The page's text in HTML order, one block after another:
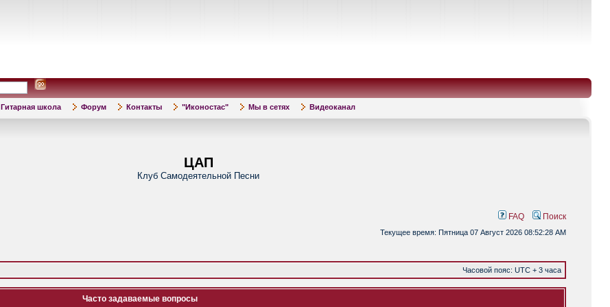
Гитарная школа Форум Контакты "Иконостас" Мы в сетях Видеоканал
ЦАП
Клуб Самодеятельной Песни
FAQ Поиск
Текущее время: Пятница 07 Август 2026 08:52:28 AM
Часовой пояс: UTC + 3 часа
Часто задаваемые вопросы